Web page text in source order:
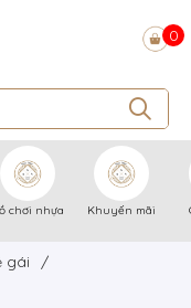
0
chơi nhựa Khuyến mãi
gái
/